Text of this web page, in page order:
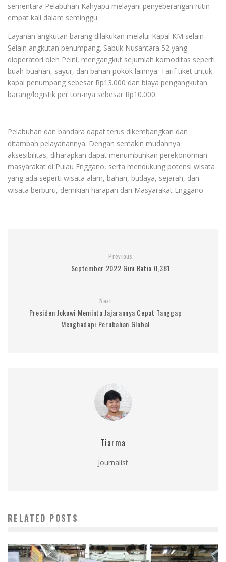
sementara Pelabuhan Kahyapu melayani penyeberangan rutin
empat kali dalam seminggu.
Layanan angkutan barang dilakukan melalui Kapal KM selain
Selain angkutan penumpang. Sabuk Nusantara 52 yang
dioperatori oleh Pelni, mengangkut sejumlah komoditas seperti
buah-buahan, sayur, dan bahan pokok lainnya. Tarif tiket untuk
kapal penumpang sebesar Rp13.000 dan biaya pengangkutan
barang/logistik per ton-nya sebesar Rp10.000.
Pelabuhan dan bandara dapat terus dikembangkan dan
ditambah pelayanannya. Dengan semakin mudahnya
aksesibilitas, diharapkan dapat menumbuhkan perekonomian
masyarakat di Pulau Enggano, serta mendukung potensi wisata
yang ada seperti wisata alam, bahari, budaya, sejarah, dan
wisata berburu, demikian harapan dari Masyarakat Enggano
Previous
September 2022 Gini Ratio 0,381
Next
Presiden Jokowi Meminta Jajarannya Cepat Tanggap
Menghadapi Perubahan Global
Tiarma
Journalist
RELATED POSTS